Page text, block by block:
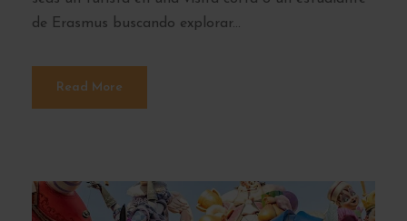
de Erasmus buscando explorar...
Read More